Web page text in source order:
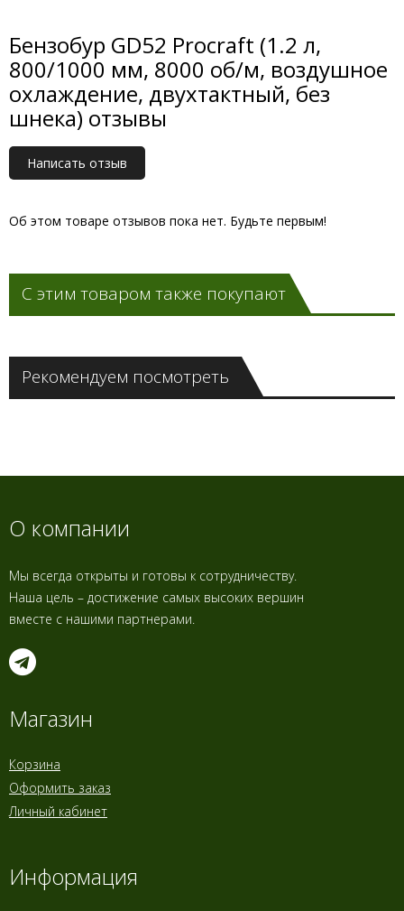
Бензобур GD52 Procraft (1.2 л,
800/1000 мм, 8000 об/м, воздушное
охлаждение, двухтактный, без
шнека) отзывы
Написать отзыв
Об этом товаре отзывов пока нет. Будьте первым!
С этим товаром также покупают
Рекомендуем посмотреть
О компании
Мы всегда открыты и готовы к сотрудничеству.
Наша цель – достижение самых высоких вершин
вместе с нашими партнерами.
Магазин
Корзина
Оформить заказ
Личный кабинет
Информация